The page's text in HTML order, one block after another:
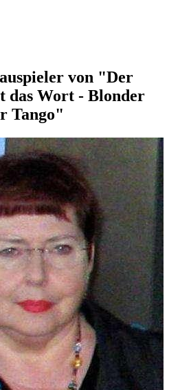
von "Der
das Wort - Blonder
Tango"